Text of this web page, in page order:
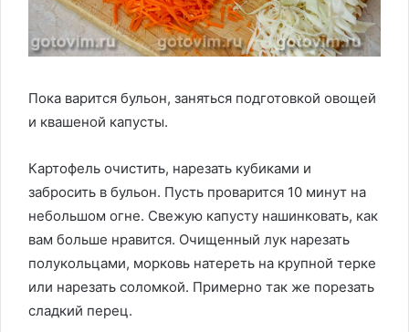
Пока варится бульон, заняться подготовкой овощей
и квашеной капусты.
Картофель очистить, нарезать кубиками и
забросить в бульон. Пусть проварится 10 минут на
небольшом огне. Свежую капусту нашинковать, как
вам больше нравится. Очищенный лук нарезать
полукольцами, морковь натереть на крупной терке
или нарезать соломкой. Примерно так же порезать
сладкий перец.